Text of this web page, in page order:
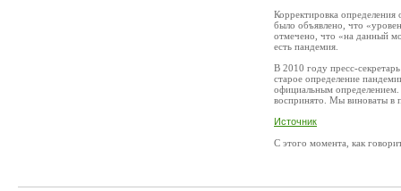
Корректировка
было объявлено, что
отмечено, что «на данный
есть пандемия.
В 2010 году пресс-
старое определение
официальным
воспринято. Мы виноваты в
Источник
С этого момента, как